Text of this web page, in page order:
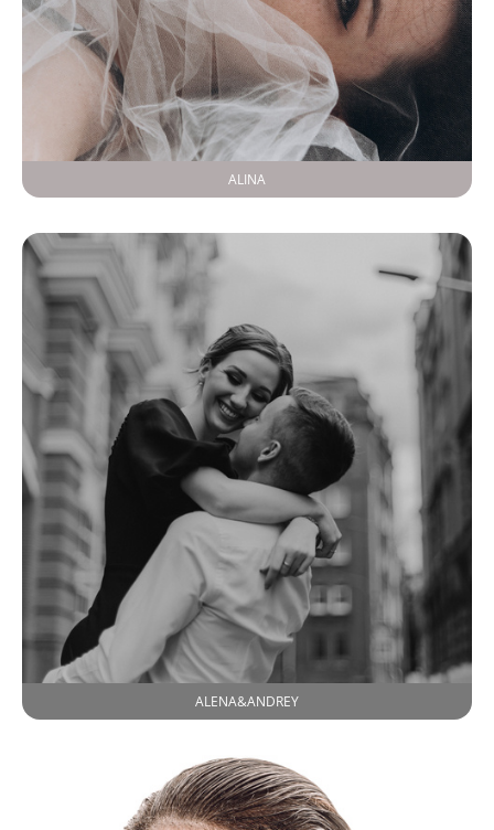
ALINA
ALENA&ANDREY